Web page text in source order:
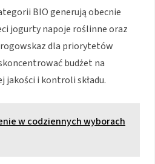
BIO generują obecnie
jogurty napoje roślinne oraz
dla priorytetów
budżet na
jakości i kontroli składu.
w codziennych wyborach